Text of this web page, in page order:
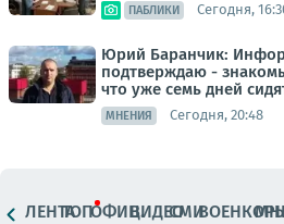
ПАБЛИКИ Сегодня,
Юрий Баранчик:
подтверждаю -
что уже семь дней
МНЕНИЯ Сегодня, 20:48
ЛЕНТАТОПОФИЦ.ВИДЕОСМИ